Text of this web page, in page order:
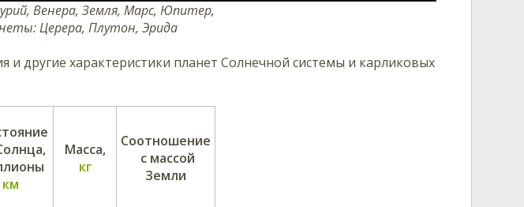
Венера, Земля, Марс, Юпитер,
Церера, Плутон, Эрида
и другие характеристики планет Солнечной системы и карликовых
км
Масса,
кг
Соотношение
с массой
Земли